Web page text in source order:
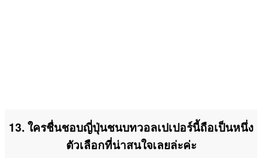
13. ใครชื่นชอบญี่ปุ่นชนบทวอลเปเปอร์นี้ถือเป็นหนึ่ง
ตัวเลือกที่น่าสนใจเลยล่ะค่ะ